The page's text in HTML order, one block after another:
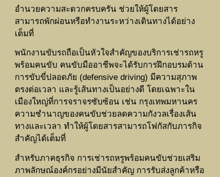
อำนวยความสะดวกครบครัน ช่วยให้ผู้โดยสาร
สามารถพักผ่อนหรือทำงานระหว่างเดินทางได้อย่าง
เต็มที่
พนักงานขับรถถือเป็นหัวใจสำคัญของบริการเช่ารถหรู
พร้อมคนขับ คนขับมืออาชีพจะได้รับการฝึกอบรมด้าน
การขับขี่ปลอดภัย (defensive driving) มีความสุภาพ
ตรงต่อเวลา และรู้เส้นทางเป็นอย่างดี โดยเฉพาะใน
เมืองใหญ่ที่การจราจรซับซ้อน เช่น กรุงเทพมหานคร
ความชำนาญของคนขับช่วยลดความกังวลเรื่องเส้น
ทางและเวลา ทำให้ผู้โดยสารสามารถโฟกัสกับภารกิจ
สำคัญได้เต็มที่
สำหรับภาคธุรกิจ การเช่ารถหรูพร้อมคนขับช่วยเสริม
ภาพลักษณ์องค์กรอย่างมีนัยสำคัญ การรับส่งลูกค้าหรือ